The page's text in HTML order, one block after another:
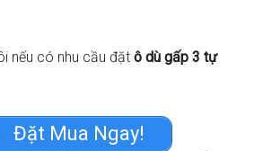
nếu có nhu cầu đặtô dù gấp 3 tự
Đặt Mua Ngay!